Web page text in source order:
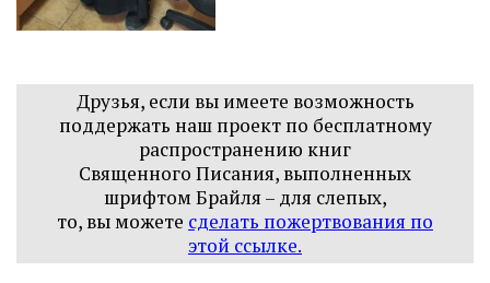
Друзья, если вы имеете возможность
поддержать наш проект по бесплатному
распространению книг
Священного Писания, выполненных
шрифтом Брайля – для слепых,
то, вы можете сделать пожертвования по
этой ссылке.